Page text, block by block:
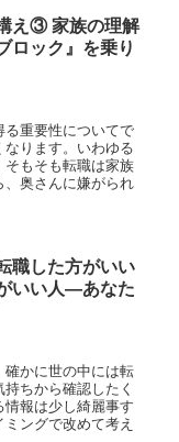
え③ 家族の理解
ロック』を乗り
る重要性についてで
ります。いわゆる
そもそも転職は家族
、奥さんに嫌がられ
職した方がいい
いい人—あなた
確かに世の中には転
ちから確認したく
報は少し綺麗事す
ングで改めて考え